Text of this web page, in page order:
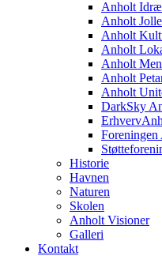
Anholt
Anholt
Anholt
Anholt
Anholt
Anholt
Anholt
DarkSky
Historie
Havnen
Naturen
Skolen
Anholt Visioner
Galleri
Kontakt